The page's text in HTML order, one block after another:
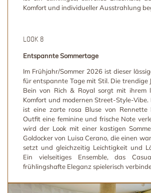
Komfort und individueller Ausstrahlung
LOOK 8
Entspannte Sommertage
Im Frühjahr/Sommer 2026 ist dieser
für entspannte Tage mit Stil. Die trendige
Bein von Rich & Royal sorgt mit ihrem
Komfort und modernen Street-Style-
ist eine zarte rosa Bluse von Rennette
Outfit eine feminine und frische Note
wird der Look mit einer kastigen
Goldocker von Luisa Cerano, die einen
setzt und gleichzeitig Leichtigkeit und
Ein vielseitiges Ensemble, das
frühlingshafte Eleganz spielerisch